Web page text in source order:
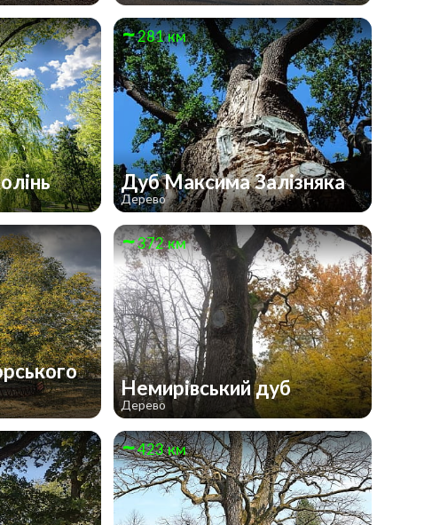
281 км
Дуб Максима Залізняка
Дерево
372 км
Немирівський дуб
Дерево
423 км